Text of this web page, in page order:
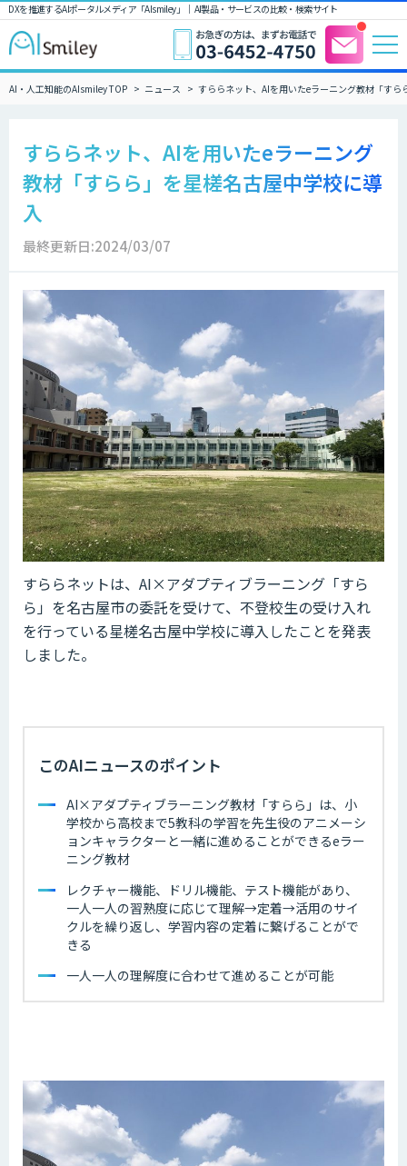
DXを推進するAIポータルメディア「AIsmiley」｜ AI製品・サービスの比較・検索サイト
AI・人工知能のAIsmiley TOP ニュース すららネット、AIを用いたeラーニング教材「すら
すららネット、AIを用いたeラーニング
教材「すらら」を星槎名古屋中学校に導
入
最終更新日:2024/03/07
すららネットは、AI×アダプティブラーニング「すら
ら」を名古屋市の委託を受けて、不登校生の受け入れ
を行っている星槎名古屋中学校に導入したことを発表
しました。
このAIニュースのポイント
AI×アダプティブラーニング教材「すらら」は、小
学校から高校まで5教科の学習を先生役のアニメーシ
ョンキャラクターと一緒に進めることができるeラー
ニング教材
レクチャー機能、ドリル機能、テスト機能があり、
一人一人の習熟度に応じて理解→定着→活用のサイ
クルを繰り返し、学習内容の定着に繋げることがで
きる
一人一人の理解度に合わせて進めることが可能